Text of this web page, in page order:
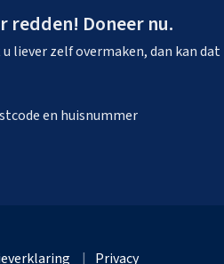
redden! Doneer nu.
liever zelf overmaken, dan kan dat
en huisnummer
Privacy